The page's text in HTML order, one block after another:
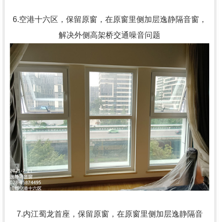
6.空港十六区，保留原窗，在原窗里侧加层逸静隔音窗，
解决外侧高架桥交通噪音问题
7.内江蜀龙首座，保留原窗，在原窗里侧加层逸静隔音